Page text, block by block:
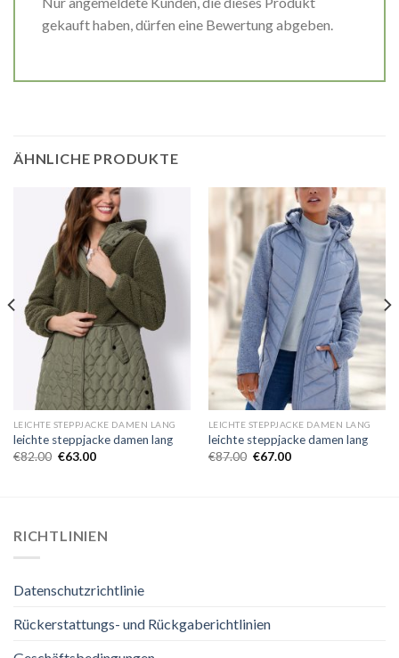
gekauft haben, dürfen eine Bewertung abgeben.
ÄHNLICHE PRODUKTE
LEICHTE STEPPJACKE DAMEN LANG
leichte steppjacke damen lang
€82.00 €63.00
LEICHTE STEPPJACKE DAMEN LANG
leichte steppjacke damen lang
€87.00 €67.00
RICHTLINIEN
Datenschutzrichtlinie
Rückerstattungs- und Rückgaberichtlinien